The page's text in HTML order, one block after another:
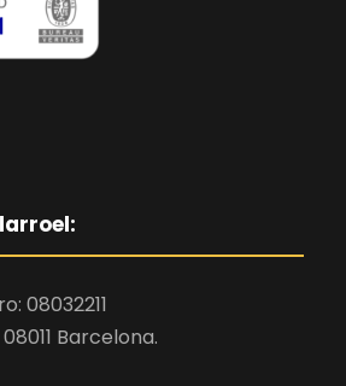
08032211
Barcelona.